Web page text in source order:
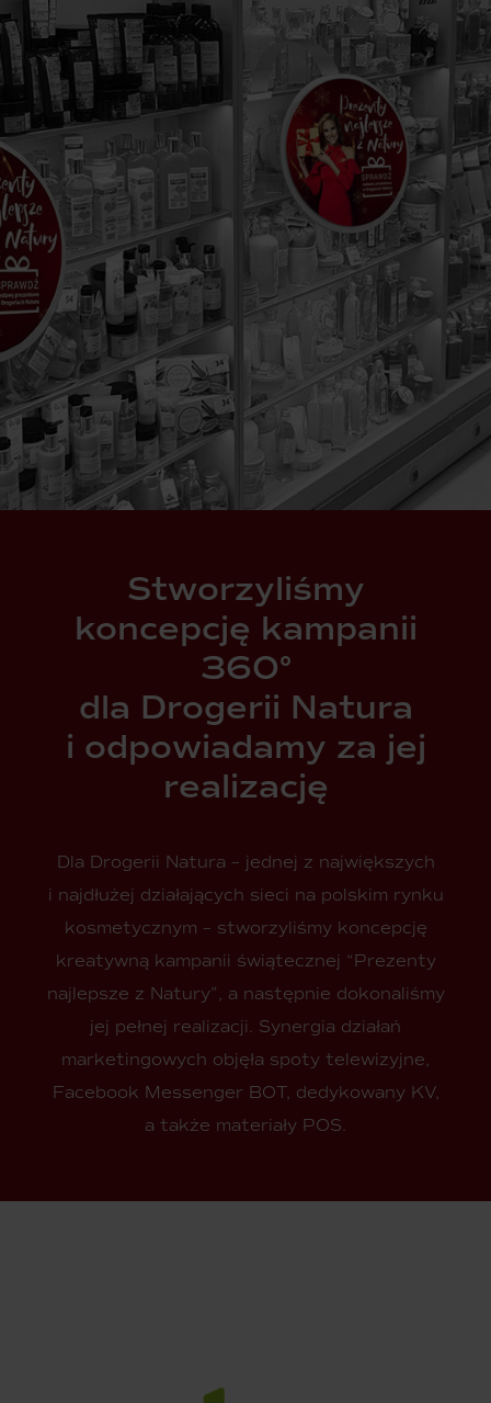
Stworzyliśmy
koncepcję kampanii
360°
dla Drogerii Natura
i odpowiadamy za jej
realizację
Dla Drogerii Natura – jednej z największych
i najdłużej działających sieci na polskim rynku
kosmetycznym – stworzyliśmy koncepcję
kreatywną kampanii świątecznej “Prezenty
najlepsze z Natury”, a następnie dokonaliśmy
jej pełnej realizacji. Synergia działań
marketingowych objęła spoty telewizyjne,
Facebook Messenger BOT, dedykowany KV,
a także materiały POS.